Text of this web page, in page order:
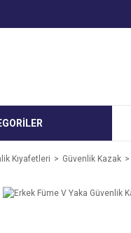
Kıyafetleri Güvenlik Kazak